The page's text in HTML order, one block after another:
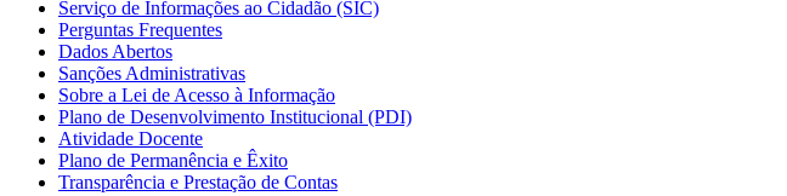
Serviço de Informações ao Cidadão (SIC)
Perguntas Frequentes
Dados Abertos
Sanções Administrativas
Sobre a Lei de Acesso à Informação
Plano de Desenvolvimento Institucional (PDI)
Atividade Docente
Plano de Permanência e Êxito
Transparência e Prestação de Contas